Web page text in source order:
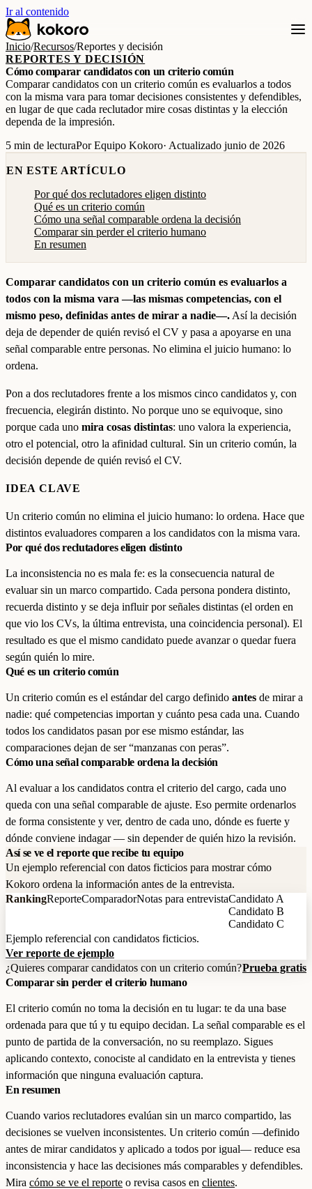
Ir al contenido
Inicio/Recursos/Reportes y decisión
REPORTES Y DECISIÓN
Cómo comparar candidatos con un criterio común
Comparar candidatos con un criterio común es evaluarlos a todos
con la misma vara para tomar decisiones consistentes y defendibles,
en lugar de que cada reclutador mire cosas distintas y la elección
dependa de la impresión.
5 min de lecturaPor Equipo Kokoro· Actualizado junio de 2026
EN ESTE ARTÍCULO
Por qué dos reclutadores eligen distinto
Qué es un criterio común
Cómo una señal comparable ordena la decisión
Comparar sin perder el criterio humano
En resumen
Comparar candidatos con un criterio común es evaluarlos a
todos con la misma vara —las mismas competencias, con el
mismo peso, definidas antes de mirar a nadie—. Así la decisión
deja de depender de quién revisó el CV y pasa a apoyarse en una
señal comparable entre personas. No elimina el juicio humano: lo
ordena.
Pon a dos reclutadores frente a los mismos cinco candidatos y, con
frecuencia, elegirán distinto. No porque uno se equivoque, sino
porque cada uno mira cosas distintas: uno valora la experiencia,
otro el potencial, otro la afinidad cultural. Sin un criterio común, la
decisión depende de quién revisó el CV.
IDEA CLAVE
Un criterio común no elimina el juicio humano: lo ordena. Hace que
distintos evaluadores comparen a los candidatos con la misma vara.
Por qué dos reclutadores eligen distinto
La inconsistencia no es mala fe: es la consecuencia natural de
evaluar sin un marco compartido. Cada persona pondera distinto,
recuerda distinto y se deja influir por señales distintas (el orden en
que vio los CVs, la última entrevista, una coincidencia personal). El
resultado es que el mismo candidato puede avanzar o quedar fuera
según quién lo mire.
Qué es un criterio común
Un criterio común es el estándar del cargo definido antes de mirar a
nadie: qué competencias importan y cuánto pesa cada una. Cuando
todos los candidatos pasan por ese mismo estándar, las
comparaciones dejan de ser “manzanas con peras”.
Cómo una señal comparable ordena la decisión
Al evaluar a los candidatos contra el criterio del cargo, cada uno
queda con una señal comparable de ajuste. Eso permite ordenarlos
de forma consistente y ver, dentro de cada uno, dónde es fuerte y
dónde conviene indagar — sin depender de quién hizo la revisión.
Así se ve el reporte que recibe tu equipo
Un ejemplo referencial con datos ficticios para mostrar cómo
Kokoro ordena la información antes de la entrevista.
RankingReporteComparadorNotas para entrevistaCandidato A
Candidato B
Candidato C
Ejemplo referencial con candidatos ficticios.
Ver reporte de ejemplo
¿Quieres comparar candidatos con un criterio común?Prueba gratis
Comparar sin perder el criterio humano
El criterio común no toma la decisión en tu lugar: te da una base
ordenada para que tú y tu equipo decidan. La señal comparable es el
punto de partida de la conversación, no su reemplazo. Sigues
aplicando contexto, conociste al candidato en la entrevista y tienes
información que ninguna evaluación captura.
En resumen
Cuando varios reclutadores evalúan sin un marco compartido, las
decisiones se vuelven inconsistentes. Un criterio común —definido
antes de mirar candidatos y aplicado a todos por igual— reduce esa
inconsistencia y hace las decisiones más comparables y defendibles.
Mira cómo se ve el reporte o revisa casos en clientes.